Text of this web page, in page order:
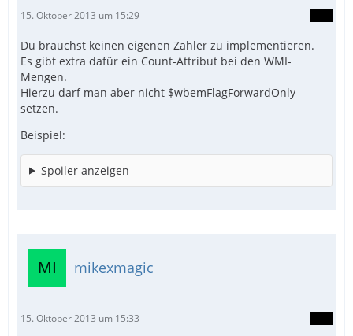
15. Oktober 2013 um 15:29
Du brauchst keinen eigenen Zähler zu implementieren.
Es gibt extra dafür ein Count-Attribut bei den WMI-
Mengen.
Hierzu darf man aber nicht $wbemFlagForwardOnly
setzen.
Beispiel:
Spoiler anzeigen
mikexmagic
15. Oktober 2013 um 15:33